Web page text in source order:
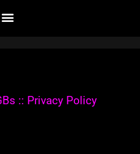
:: Privacy Policy